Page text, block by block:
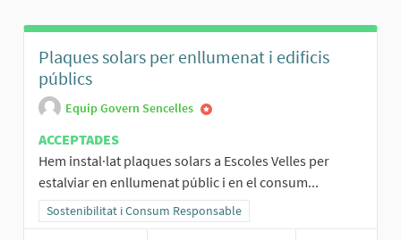
Plaques solars per enllumenat i edificis
públics
Equip Govern Sencelles
ACCEPTADES
Hem instal·lat plaques solars a Escoles Velles per
estalviar en enllumenat públic i en el consum...
Resultats al filtrar per la categoria: Sostenibilitat i Consum
Sostenibilitat i Consum Responsable